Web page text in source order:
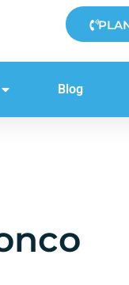
Blog